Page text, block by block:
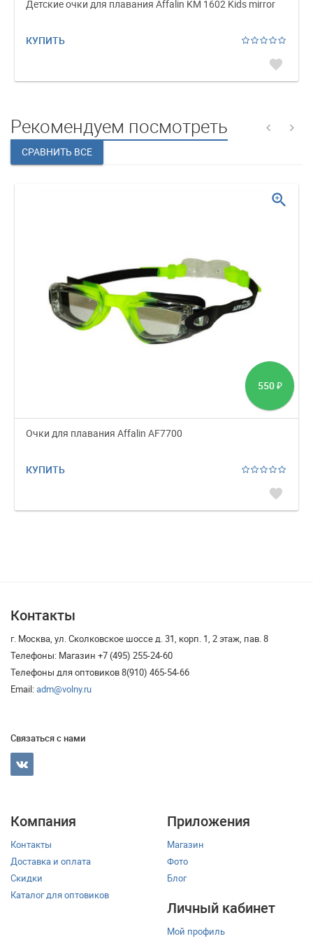
Детские очки для плавания Affalin KM 1602 Kids mirror
КУПИТЬ
favorite
Рекомендуем посмотреть
550 ₽
Очки для плавания Affalin AF7700
КУПИТЬ
favorite
zoom_in
Контакты
г. Москва, ул. Сколковское шоссе д. 31, корп. 1, 2 этаж, пав. 8
Телефоны: Магазин +7 (495) 255-24-60
Телефоны для оптовиков 8(910) 465-54-66
Email:adm@volny.ru
Связаться с нами
Компания
Контакты
Доставка и оплата
Скидки
Каталог для оптовиков
Приложения
Магазин
Фото
Блог
Личный кабинет
Мой профиль